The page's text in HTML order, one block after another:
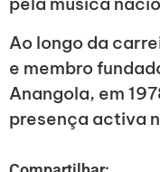
Ao longo da
e membro
Anangola, em
presença activa